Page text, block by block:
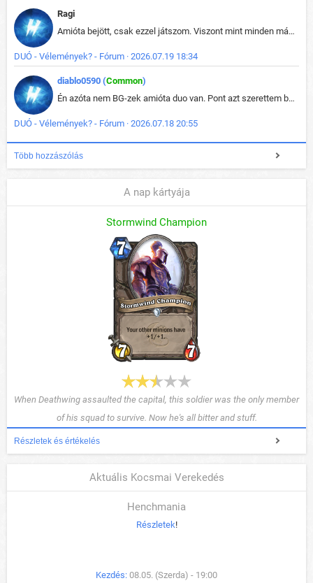
Ragi
Amióta bejött, csak ezzel játszom. Viszont mint minden más - akár az alapjáték is, ez is baromira összetett lett. Néha már pár kör után is esélytelen az egész. Vagy irreállisan túltápol valaki, vagy lelép a partner, vagy csak hülye mint a segg. És amikor eljönne az én időm, na akkor jön el mindenki másé is. Engem jobban érdekelne, hogy ki milyen ratingen szokott játszani. Na ez lenne egy érdekes adat.
DUÓ - Vélemények? - Fórum · 2026.07.19 18:34
diablo0590 (Common)
Én azóta nem BG-zek amióta duo van. Pont azt szerettem benne, hogy rajtam múlik mi történik, nem pedig a társamon. Kérem vissza a régi BG-t :D
DUÓ - Vélemények? - Fórum · 2026.07.18 20:55
Több hozzászólás
A nap kártyája
Stormwind Champion
When Deathwing assaulted the capital, this soldier was the only member
of his squad to survive. Now he's all bitter and stuff.
Részletek és értékelés
Aktuális Kocsmai Verekedés
Henchmania
Részletek!
Kezdés: 08.05. (Szerda) - 19:00